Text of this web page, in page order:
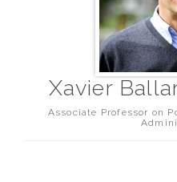
Xavier
Associate Professor on